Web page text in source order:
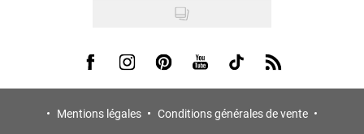
Visit us on Facebook
Visit us on Instagram
Visit us on Pinterest
Visit us on Youtube
Visit us on Tiktok
Visit us on Rss
Mentions légales
Conditions générales de vente